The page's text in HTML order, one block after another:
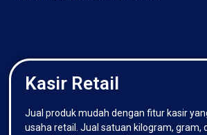
Kasir Retail
Jual produk mudah dengan fitur kasir
usaha retail. Jual satuan kilogram, gram,